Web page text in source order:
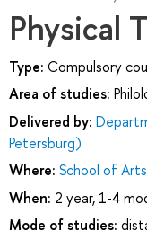
Physical
Type: Compulsory
Area of studies:
Delivered by:
Petersburg)
Where: School of
When: 2 year, 1-4
Mode of studies: